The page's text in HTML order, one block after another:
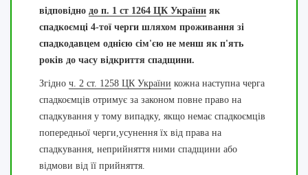
відповідно до п. 1 ст 1264 ЦК України як
спадкоємці 4-тої черги шляхом проживання зі
спадкодавцем однією сім'єю не менш як п'ять
років до часу відкриття спадщини.
Згідно ч. 2 ст. 1258 ЦК України кожна наступна черга
спадкоємців отримує за законом повне право на
спадкування у тому випадку, якщо немає спадкоємців
попередньої черги,усунення їх від права на
спадкування, неприйняття ними спадщини або
відмови від її прийняття.